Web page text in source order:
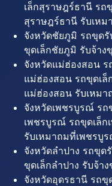
เล็กสุราษฎร์ธานี รถ
สุราษฎร์ธานี รับเห
จังหวัดชัยภูมิ รถขุด
ขุดเล็กชัยภูมิ รับจ้า
จังหวัดแม่ฮ่องสอน ร
แม่ฮ่องสอน รถขุดเล็
แม่ฮ่องสอน รับเหม
จังหวัดเพชรบูรณ์ รถ
เพชรบูรณ์ รถขุดเล็
รับเหมาถมที่เพชรบู
จังหวัดลำปาง รถขุด
ขุดเล็กลำปาง รับจ้า
จังหวัดอุดรธานี รถขุ